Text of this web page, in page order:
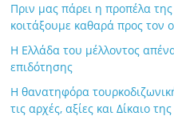
Πριν μας πάρει η προπέλα
κοιτάξουμε καθαρά προς τον
Η Ελλάδα του μέλλοντος
επιδότησης
Η θανατηφόρα
τις αρχές, αξίες και Δίκαιο